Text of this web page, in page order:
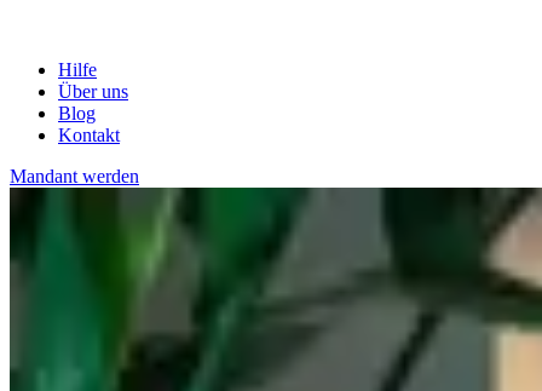
Hilfe
Über uns
Blog
Kontakt
Mandant werden